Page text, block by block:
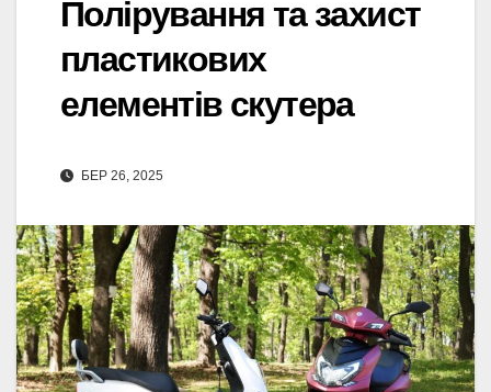
Полірування та захист
пластикових
елементів скутера
БЕР 26, 2025